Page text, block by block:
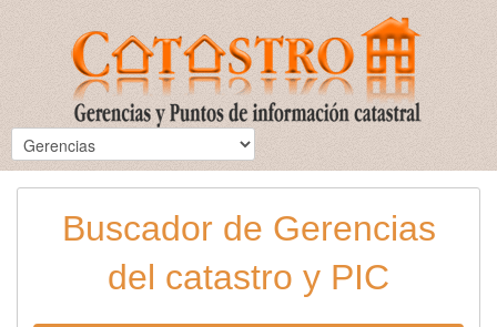
Buscador de Gerencias
del catastro y PIC